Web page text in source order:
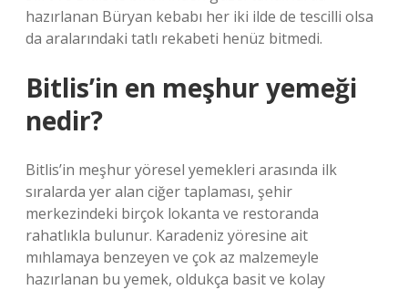
hazırlanan Büryan kebabı her iki ilde de tescilli olsa
da aralarındaki tatlı rekabeti henüz bitmedi.
Bitlis’in en meşhur yemeği
nedir?
Bitlis’in meşhur yöresel yemekleri arasında ilk
sıralarda yer alan ciğer taplaması, şehir
merkezindeki birçok lokanta ve restoranda
rahatlıkla bulunur. Karadeniz yöresine ait
mıhlamaya benzeyen ve çok az malzemeyle
hazırlanan bu yemek, oldukça basit ve kolay